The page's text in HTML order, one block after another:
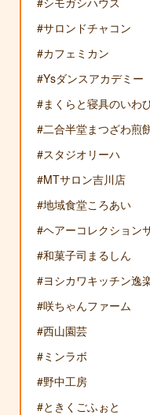
#サロンドチャコン
#カフェミカン
#Ysダンスアカデミー
#まくらと寝具のいわ
#二合半堂まつざわ煎
#スタジオリーハ
#MTサロン吉川店
#地域食堂ころあい
#ヘアーコレクション
#和菓子司まるしん
#ヨシカワキッチン逸
#咲ちゃんファーム
#西山園芸
#ミンラボ
#野中工房
#ときくごふぉと